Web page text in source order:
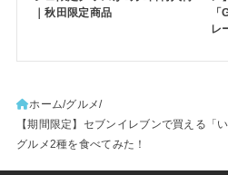
｜秋田限定商品
レ
ホーム グルメ
【期間限定】セブンイレブンで買える「
グルメ2種を食べてみた！